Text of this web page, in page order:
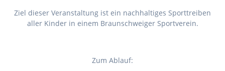
Ziel dieser Veranstaltung ist ein nachhaltiges Sporttreiben
aller Kinder in einem Braunschweiger Sportverein.
Zum Ablauf: